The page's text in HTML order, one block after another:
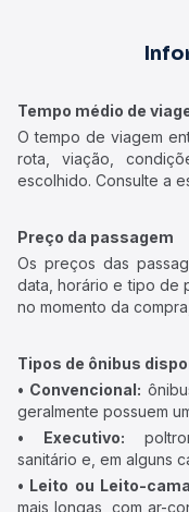
Tempo médio de
O tempo de viagem
rota, viação,
escolhido. Consulte a
Preço da passagem
Os preços das
data, horário e tipo de
no momento da
Tipos de ônibus
• Convencional:
geralmente possuem
• Executivo:
sanitário e, em alguns
• Leito ou Leito-
mais longas, com ar-